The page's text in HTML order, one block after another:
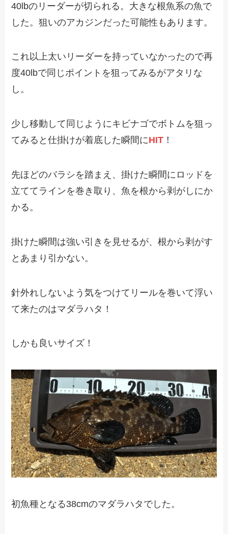
40lbのリーダーが切られる。大きな根魚系の魚で
した。狙いのアカジンだった可能性もあります。
これ以上太いリーダーを持っていなかったので再
度40lbで同じポイントを狙ってみるがアタリな
し。
少し移動して同じようにキビナゴでボトムを狙っ
てみると仕掛けが着底した瞬間にHIT ！
先ほどのバラシを踏まえ、掛けた瞬間にロッドを
立ててラインを巻き取り、魚を根から剥がしにか
かる。
掛けた瞬間は強い引きを見せるが、根から剥がす
とあまり引かない。
針外れしないよう気をつけてリールを巻いて浮い
て来たのはマダラハタ！
しかも良いサイズ！
初魚種となる38cmのマダラハタでした。